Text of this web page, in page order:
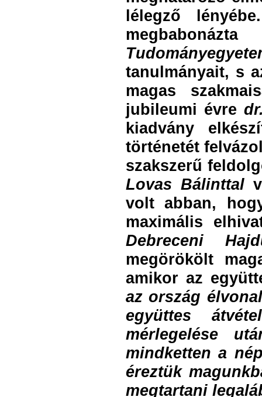
lélegző
tanulmányait, s
magas
jubileumi évre
kiadvány
történetét
szakszerű
Lovas Bálinttal
volt abban,
maximális
Debreceni
megörökölt
amikor az
az ország
együttes
mérlegelése
mindketten a
éreztük
megtartani